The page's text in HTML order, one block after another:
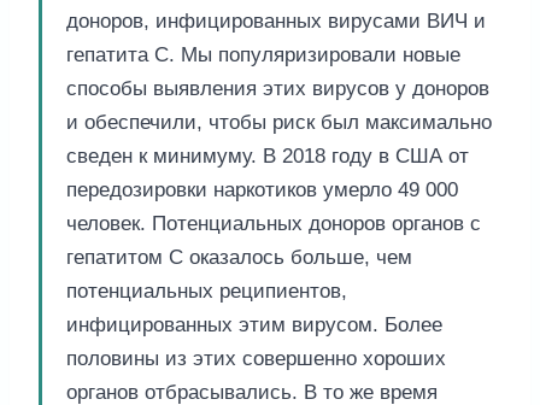
доноров, инфицированных вирусами ВИЧ и
гепатита С. Мы популяризировали новые
способы выявления этих вирусов у доноров
и обеспечили, чтобы риск был максимально
сведен к минимуму. В 2018 году в США от
передозировки наркотиков умерло 49 000
человек. Потенциальных доноров органов с
гепатитом С оказалось больше, чем
потенциальных реципиентов,
инфицированных этим вирусом. Более
половины из этих совершенно хороших
органов отбрасывались. В то же время